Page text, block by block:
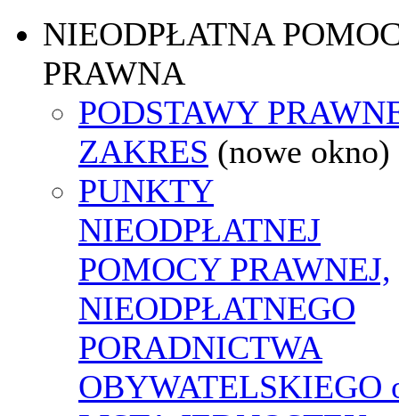
NIEODPŁATNA
PRAWNA
PODSTAWY
ZAKRES (nowe okno)
PUNKTY
NIEODPŁATNEJ
POMOCY PRAWNEJ,
NIEODPŁATNEGO
PORADNICTWA
OBYWATELSKIEGO